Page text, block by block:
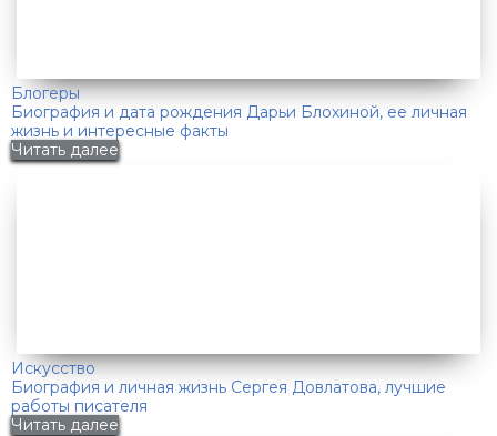
Блогеры
Биография и дата рождения Дарьи Блохиной, ее личная
жизнь и интересные факты
Читать далее
Искусство
Биография и личная жизнь Сергея Довлатова, лучшие
работы писателя
Читать далее